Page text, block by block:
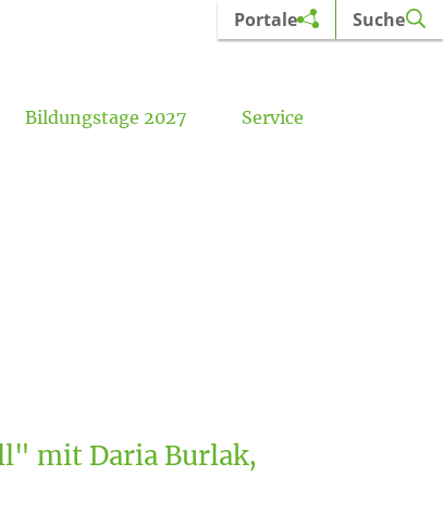
Bildungstage 2027 Service
Portale Suche
mit Daria Burlak,